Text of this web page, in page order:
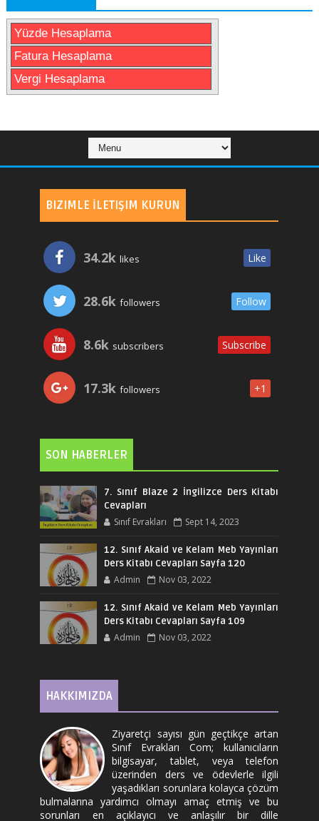
Yüzde Hesaplama
Fatura Hesaplama
Vergi Hesaplama
BIZIMLE İLETIŞIM KURUN
34.2k likes Like
28.6k followers Follow
8.6k subscribers Subscribe
17.3k followers +1
SON HABERLER
7. Sınıf Blaze 2 İngilizce Ders Kitabı
Cevapları
Sınıf Evrakları Sept 14, 2023
12. Sınıf Akaid ve Kelam Meb Yayınları
Ders Kitabı Cevapları Sayfa 120
Admin Nov 03, 2022
12. Sınıf Akaid ve Kelam Meb Yayınları
Ders Kitabı Cevapları Sayfa 109
Admin Nov 03, 2022
HAKKIMIZDA
Ziyaretçi sayısı gün geçtikçe artan
Sınıf Evrakları Com; kullanıcıların
bilgisayar, tablet, veya telefon
üzerinden ders ve ödevlerle ilgili
yaşadıkları sorunlara kolayca çözüm
bulmalarına yardımcı olmayı amaç etmiş ve bu
sorunları en açıklayıcı ve anlaşılır bir dille